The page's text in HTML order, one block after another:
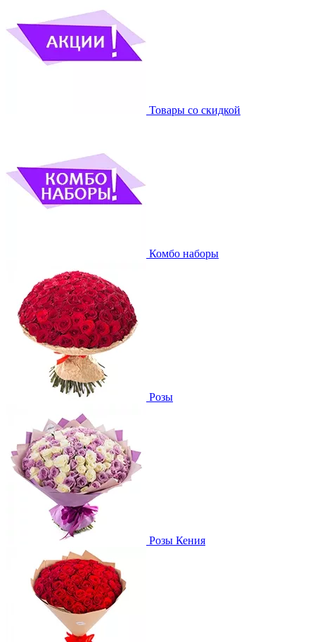
Товары со скидкой
Комбо наборы
Розы
Розы Кения